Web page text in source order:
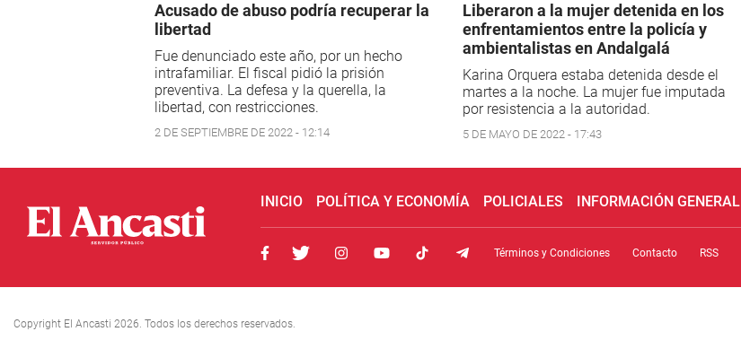
Acusado de abuso podría recuperar la
libertad
Fue denunciado este año, por un hecho
intrafamiliar. El fiscal pidió la prisión
preventiva. La defesa y la querella, la
libertad, con restricciones.
2 DE SEPTIEMBRE DE 2022 - 12:14
Liberaron a la mujer detenida en los
enfrentamientos entre la policía y
ambientalistas en Andalgalá
Karina Orquera estaba detenida desde el
martes a la noche. La mujer fue imputada
por resistencia a la autoridad.
5 DE MAYO DE 2022 - 17:43
INICIO POLÍTICA Y ECONOMÍA POLICIALES INFORMACIÓN GENERAL
Términos y Condiciones Contacto RSS
Copyright El Ancasti 2026. Todos los derechos reservados.